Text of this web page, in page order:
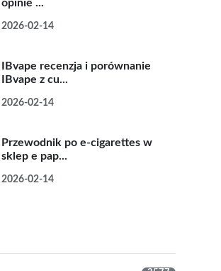
opinie ...
2026-02-14
IBvape recenzja i porównanie
IBvape z cu...
2026-02-14
Przewodnik po e-cigarettes w
sklep e pap...
2026-02-14